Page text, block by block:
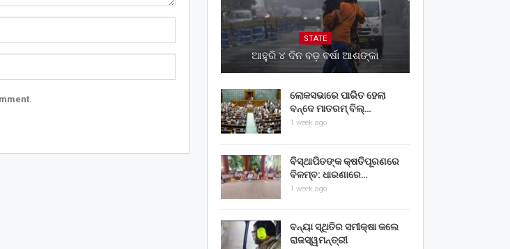
STATE
ଆହୁରି ୪ ଦିନ ବଡ଼ ବର୍ଷା ଆଶଙ୍କା
ଲୋକସଭାରେ ପାରିତ ହେଲା
ବନ୍ଦେ ମାତରମ୍‌ ବିଲ୍‌…
1 week ago
ବିସ୍ଥାପିତଙ୍କ କ୍ଷତିପୂରଣରେ
ବିଳମ୍ବ: ଧାରଣାରେ…
1 week ago
ବନ୍ୟା ସ୍ଥିତିର ସମୀକ୍ଷା କଲେ
ରାଜସ୍ୱମନ୍ତ୍ରୀ